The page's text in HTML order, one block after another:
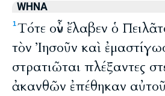
WHNA
1Τότε οὖν ἔλαβεν ὁ
τὸν Ἰησοῦν καὶ
στρατιῶται πλέξαντες
ἀκανθῶν ἐπέθηκαν